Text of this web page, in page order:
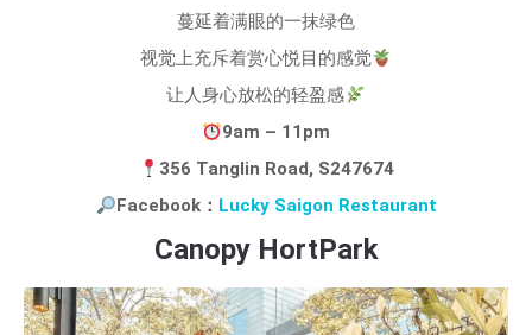
蔓延着满眼的一抹绿色
视觉上充斥着赏心悦目的感觉
让人身心放松的轻盈感
9am – 11pm
356 Tanglin Road, S247674
Facebook： Lucky Saigon Restaurant
Canopy HortPark